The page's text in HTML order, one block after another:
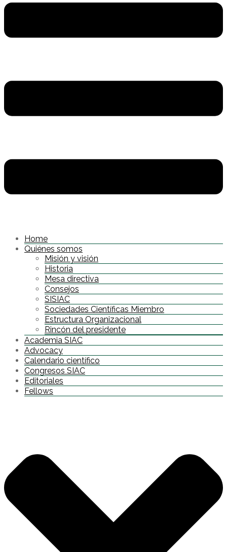
Home
Quiénes somos
Misión y visión
Historia
Mesa directiva
Consejos
SISIAC
Sociedades Científicas Miembro
Estructura Organizacional
Rincón del presidente
Academia SIAC
Advocacy
Calendario científico
Congresos SIAC
Editoriales
Fellows